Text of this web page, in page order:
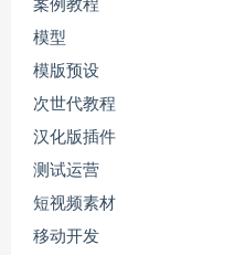
案例教程
模型
模版预设
次世代教程
汉化版插件
测试运营
短视频素材
移动开发